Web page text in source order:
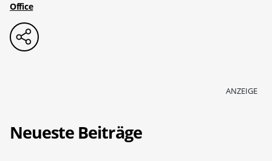
Office
ANZEIGE
Neueste Beiträge